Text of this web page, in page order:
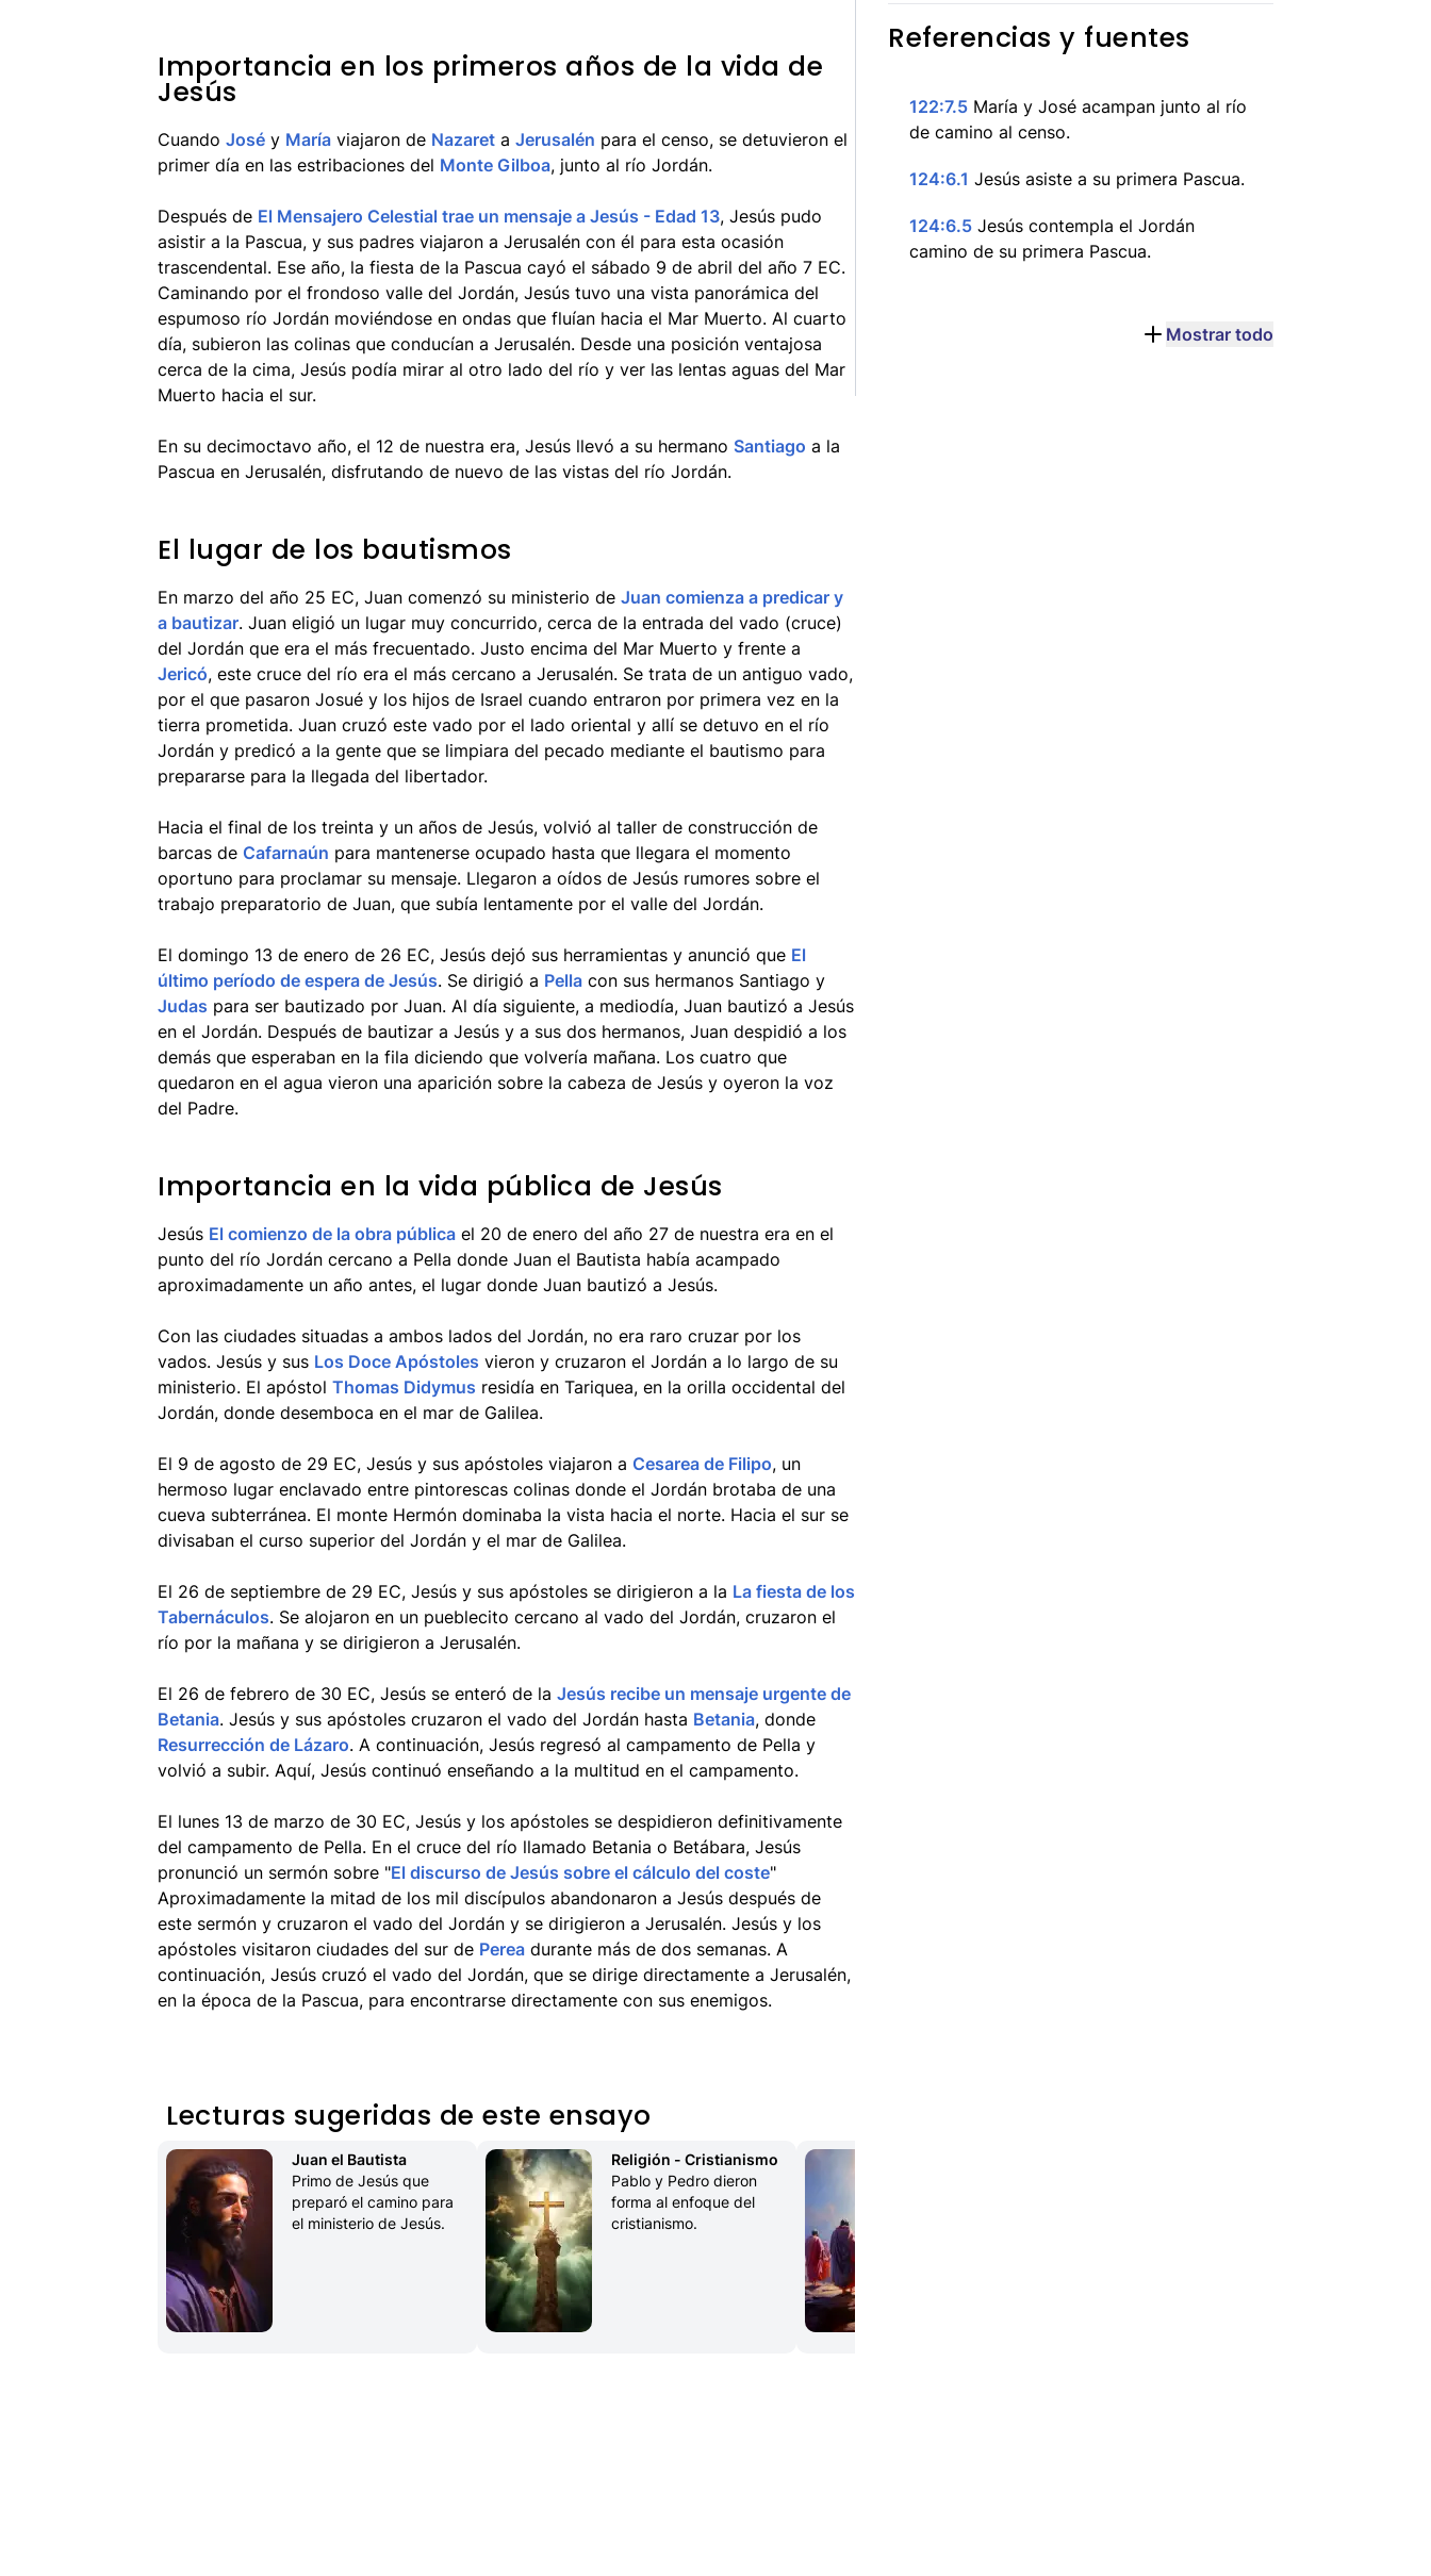
Importancia en los primeros años de la vida de
Jesús
Cuando José y María viajaron de Nazaret a Jerusalén para el censo, se detuvieron el
primer día en las estribaciones del Monte Gilboa, junto al río Jordán.
Después de El Mensajero Celestial trae un mensaje a Jesús - Edad 13, Jesús pudo
asistir a la Pascua, y sus padres viajaron a Jerusalén con él para esta ocasión
trascendental. Ese año, la fiesta de la Pascua cayó el sábado 9 de abril del año 7 EC.
Caminando por el frondoso valle del Jordán, Jesús tuvo una vista panorámica del
espumoso río Jordán moviéndose en ondas que fluían hacia el Mar Muerto. Al cuarto
día, subieron las colinas que conducían a Jerusalén. Desde una posición ventajosa
cerca de la cima, Jesús podía mirar al otro lado del río y ver las lentas aguas del Mar
Muerto hacia el sur.
En su decimoctavo año, el 12 de nuestra era, Jesús llevó a su hermano Santiago a la
Pascua en Jerusalén, disfrutando de nuevo de las vistas del río Jordán.
El lugar de los bautismos
En marzo del año 25 EC, Juan comenzó su ministerio de Juan comienza a predicar y
a bautizar. Juan eligió un lugar muy concurrido, cerca de la entrada del vado (cruce)
del Jordán que era el más frecuentado. Justo encima del Mar Muerto y frente a
Jericó, este cruce del río era el más cercano a Jerusalén. Se trata de un antiguo vado,
por el que pasaron Josué y los hijos de Israel cuando entraron por primera vez en la
tierra prometida. Juan cruzó este vado por el lado oriental y allí se detuvo en el río
Jordán y predicó a la gente que se limpiara del pecado mediante el bautismo para
prepararse para la llegada del libertador.
Hacia el final de los treinta y un años de Jesús, volvió al taller de construcción de
barcas de Cafarnaún para mantenerse ocupado hasta que llegara el momento
oportuno para proclamar su mensaje. Llegaron a oídos de Jesús rumores sobre el
trabajo preparatorio de Juan, que subía lentamente por el valle del Jordán.
El domingo 13 de enero de 26 EC, Jesús dejó sus herramientas y anunció que El
último período de espera de Jesús. Se dirigió a Pella con sus hermanos Santiago y
Judas para ser bautizado por Juan. Al día siguiente, a mediodía, Juan bautizó a Jesús
en el Jordán. Después de bautizar a Jesús y a sus dos hermanos, Juan despidió a los
demás que esperaban en la fila diciendo que volvería mañana. Los cuatro que
quedaron en el agua vieron una aparición sobre la cabeza de Jesús y oyeron la voz
del Padre.
Importancia en la vida pública de Jesús
Jesús El comienzo de la obra pública el 20 de enero del año 27 de nuestra era en el
punto del río Jordán cercano a Pella donde Juan el Bautista había acampado
aproximadamente un año antes, el lugar donde Juan bautizó a Jesús.
Con las ciudades situadas a ambos lados del Jordán, no era raro cruzar por los
vados. Jesús y sus Los Doce Apóstoles vieron y cruzaron el Jordán a lo largo de su
ministerio. El apóstol Thomas Didymus residía en Tariquea, en la orilla occidental del
Jordán, donde desemboca en el mar de Galilea.
El 9 de agosto de 29 EC, Jesús y sus apóstoles viajaron a Cesarea de Filipo, un
hermoso lugar enclavado entre pintorescas colinas donde el Jordán brotaba de una
cueva subterránea. El monte Hermón dominaba la vista hacia el norte. Hacia el sur se
divisaban el curso superior del Jordán y el mar de Galilea.
El 26 de septiembre de 29 EC, Jesús y sus apóstoles se dirigieron a la La fiesta de los
Tabernáculos. Se alojaron en un pueblecito cercano al vado del Jordán, cruzaron el
río por la mañana y se dirigieron a Jerusalén.
El 26 de febrero de 30 EC, Jesús se enteró de la Jesús recibe un mensaje urgente de
Betania. Jesús y sus apóstoles cruzaron el vado del Jordán hasta Betania, donde
Resurrección de Lázaro. A continuación, Jesús regresó al campamento de Pella y
volvió a subir. Aquí, Jesús continuó enseñando a la multitud en el campamento.
El lunes 13 de marzo de 30 EC, Jesús y los apóstoles se despidieron definitivamente
del campamento de Pella. En el cruce del río llamado Betania o Betábara, Jesús
pronunció un sermón sobre "El discurso de Jesús sobre el cálculo del coste"
Aproximadamente la mitad de los mil discípulos abandonaron a Jesús después de
este sermón y cruzaron el vado del Jordán y se dirigieron a Jerusalén. Jesús y los
apóstoles visitaron ciudades del sur de Perea durante más de dos semanas. A
continuación, Jesús cruzó el vado del Jordán, que se dirige directamente a Jerusalén,
en la época de la Pascua, para encontrarse directamente con sus enemigos.
Lecturas sugeridas de este ensayo
Juan el Bautista
Primo de Jesús que
preparó el camino para
el ministerio de Jesús.
Religión - Cristianismo
Pablo y Pedro dieron
forma al enfoque del
cristianismo.
Referencias y fuentes
122:7.5 María y José acampan junto al río
de camino al censo.
124:6.1 Jesús asiste a su primera Pascua.
124:6.5 Jesús contempla el Jordán
camino de su primera Pascua.
Mostrar todo